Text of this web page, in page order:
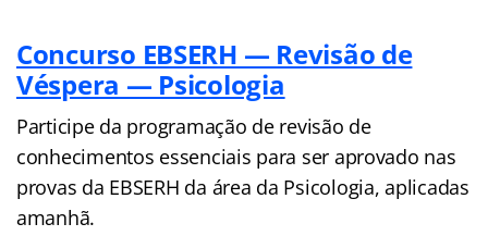
Concurso EBSERH — Revisão de
Véspera — Psicologia
Participe da programação de revisão de
conhecimentos essenciais para ser aprovado nas
provas da EBSERH da área da Psicologia, aplicadas
amanhã.